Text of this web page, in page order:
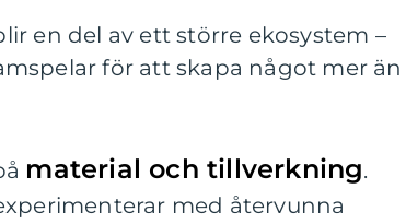
en del av ett större ekosystem –
för att skapa något mer än
material och tillverkning.
med återvunna